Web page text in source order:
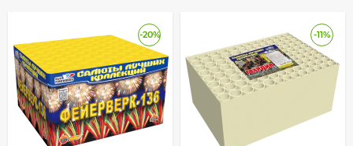
-20% -11%